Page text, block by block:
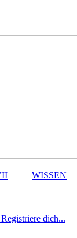
WISSEN
Registriere dich...